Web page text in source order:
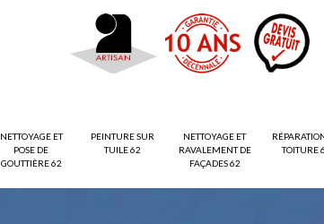
NETTOYAGE ET
POSE DE
GOUTTIÈRE 62
PEINTURE SUR
TUILE 62
NETTOYAGE ET
RAVALEMENT DE
FAÇADES 62
TOITURE